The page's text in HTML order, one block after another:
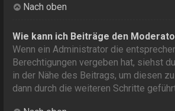
Nach oben
Wie kann ich Beiträge den
Wenn ein Administrator die
Berechtigungen vergeben hat, siehst
in der Nähe des Beitrags, um diesen
dann durch die weiteren Schritte